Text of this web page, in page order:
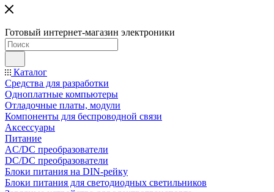
Готовый интернет-магазин электроники
Каталог
Средства для разработки
Одноплатные компьютеры
Отладочные платы, модули
Компоненты для беспроводной связи
Аксессуары
Питание
AC/DC преобразователи
DC/DC преобразователи
Блоки питания на DIN-рейку
Блоки питания для светодиодных светильников